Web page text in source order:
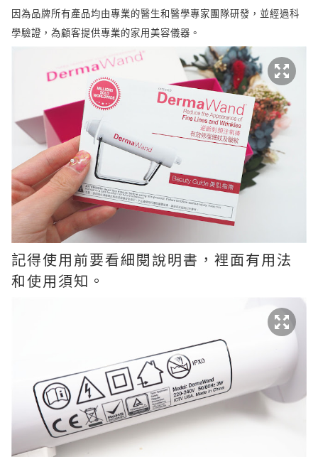
因為品牌所有產品均由專業的醫生和醫學專家團隊研發，並經過科
學驗證，為顧客提供專業的家用美容儀器。
記得使用前要看細閱說明書，裡面有用法
和使用須知。